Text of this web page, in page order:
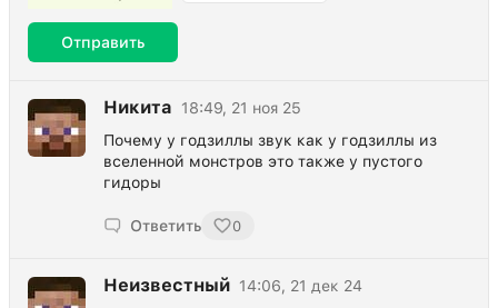
Отправить
Никита
18:49, 21 ноя 25
Почему у годзиллы звук как у годзиллы из
вселенной монстров это также у пустого
гидоры
Ответить 0
Неизвестный 14:06, 21 дек 24